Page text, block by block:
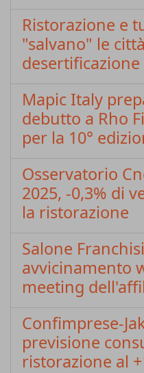
Ristorazione e
"salvano" le
desertificazione
Mapic Italy
debutto a Rho
per la 10°
Osservatorio
2025, -0,3% di
la ristorazione
Salone
avvicinamento
meeting
Confimprese-
previsione
ristorazione al